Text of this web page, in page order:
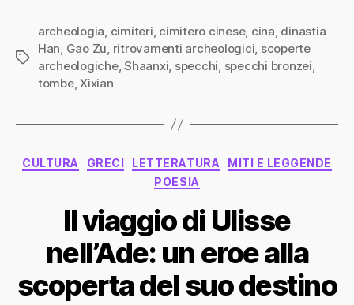
Tag
archeologia, cimiteri, cimitero cinese, cina, dinastia
Han, Gao Zu, ritrovamenti archeologici, scoperte
archeologiche,Shaanxi, specchi, specchi bronzei,
tombe,Xixian
Categorie
CULTURA GRECI LETTERATURA
MITI E LEGGENDE
POESIA
Il viaggio di Ulisse
nell’Ade: un eroe alla
scoperta del suo destino